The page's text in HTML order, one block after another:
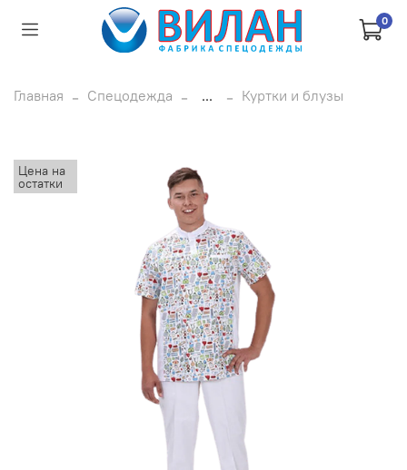
0
Главная Спецодежда ... Куртки и блузы
Цена на
остатки